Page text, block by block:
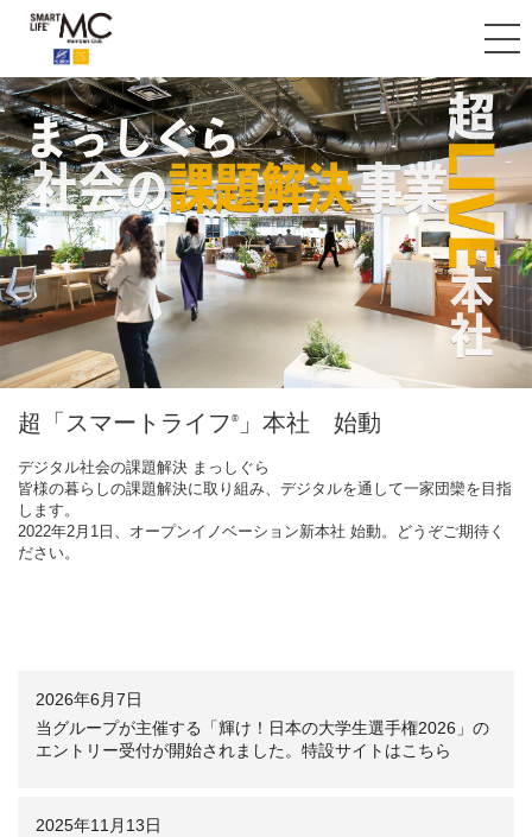
デジタルデバイドを攻略せよ！
大学生のリアルミッション、始動。
"スマートライフ®"実現のため、活動資金を懸けた戦略的チャレンジが
ここに。
参加表明から決勝戦まで――若者の力が、社会を変える原動力となるこ
とを目指して。
超「スマートライフ ® 」本社 始動
デジタル社会の課題解決 まっしぐら
皆様の暮らしの課題解決に取り組み、デジタルを通して一家団欒を目指
します。
2022年2月1日、オープンイノベーション新本社 始動。どうぞご期待く
ださい。
デジタルデバイドを攻略せよ！
"スマートライフ®"実現のため、活動資金を懸けた戦略的チャレンジが
ここに。
参加表明から決勝戦まで――若者の力が、社会を変える原動力となるこ
とを目指して。
公式HPはこちら
“うきうき” “わくわく”
「スマートライフ
」 な未来を共に創る
2022年春、会員ご家族皆様に“うきうき” “わくわく” な未来を創る新構想
がいよいよ始動。 見て、触れて、体験できる会員専用施設「横濱Key
Station」が横浜・みなとみらいに登場します。楽しいイベントも企画
中です。どうぞご期待ください。
2026年6月7日
当グループが主催する「輝け！日本の大学生選手権2026」の
エントリー受付が開始されました。特設サイトはこちら
2025年11月13日